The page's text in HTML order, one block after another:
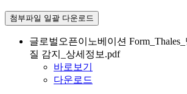
첨부파일 일괄 다운로드
글로벌오픈이노베이션
질 감지_상세정보.pdf
바로보기
다운로드